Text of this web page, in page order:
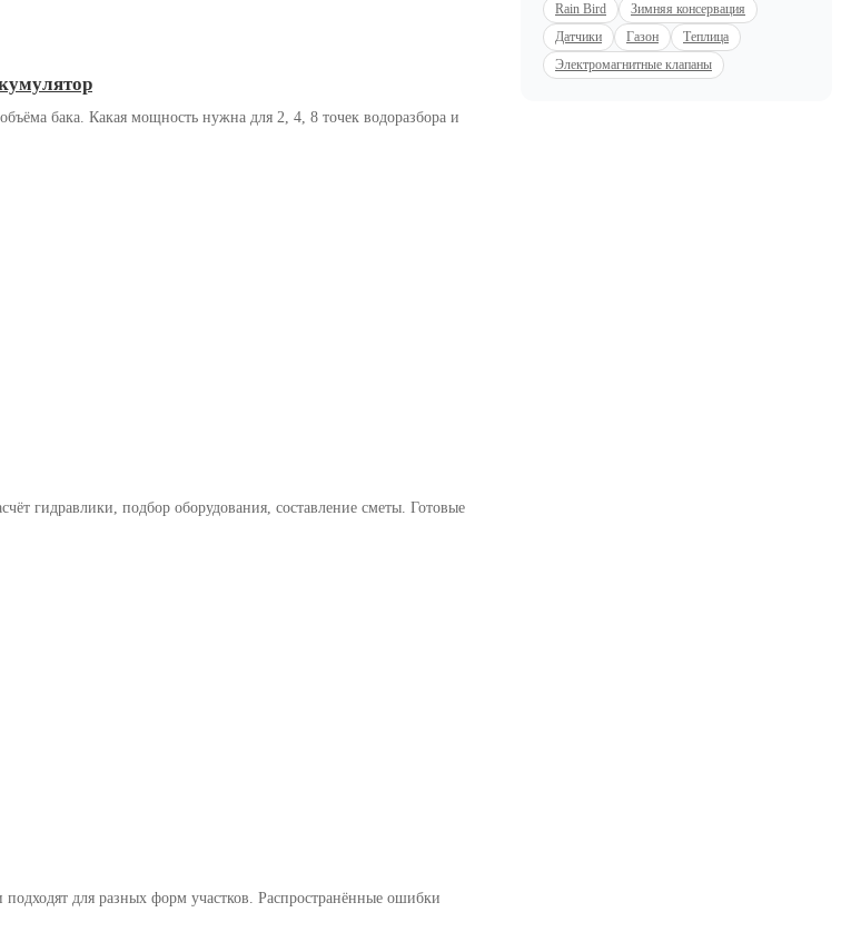
бака. Какая мощность нужна для 2, 4, 8 точек водоразбора и
гидравлики, подбор оборудования, составление сметы. Готовые
для разных форм участков. Распространённые ошибки
Rain Bird
Зимняя консервация
Датчики
Газон
Теплица
Электромагнитные клапаны